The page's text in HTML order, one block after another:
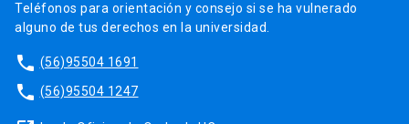
Teléfonos para orientación y consejo si se ha vulnerado
alguno de tus derechos en la universidad.
phone (56)95504 1691
phone (56)95504 1247